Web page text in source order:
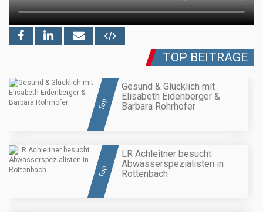
TOP BEITRÄGE
Top
Gesund & Glücklich mit
Elisabeth Eidenberger &
Barbara Rohrhofer
Top
LR Achleitner besucht
Abwasserspezialisten in
Rottenbach